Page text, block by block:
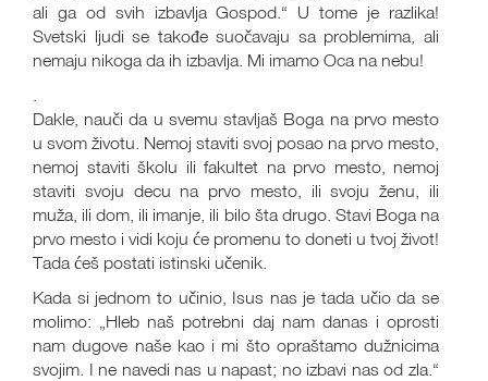
ali ga od svih izbavlja Gospod.“ U tome je razlika!
Svetski ljudi se takođe suočavaju sa problemima, ali
nemaju nikoga da ih izbavlja. Mi imamo Oca na nebu!
.
Dakle, nauči da u svemu stavljaš Boga na prvo mesto
u svom životu. Nemoj staviti svoj posao na prvo mesto,
nemoj staviti školu ili fakultet na prvo mesto, nemoj
staviti svoju decu na prvo mesto, ili svoju ženu, ili
muža, ili dom, ili imanje, ili bilo šta drugo. Stavi Boga na
prvo mesto i vidi koju će promenu to doneti u tvoj život!
Tada ćeš postati istinski učenik.
Kada si jednom to učinio, Isus nas je tada učio da se
molimo: „Hleb naš potrebni daj nam danas i oprosti
nam dugove naše kao i mi što opraštamo dužnicima
svojim. I ne navedi nas u napast; no izbavi nas od zla.“